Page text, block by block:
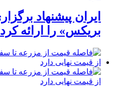
ایران پیشنهاد
بریکس» را ارائه کرد